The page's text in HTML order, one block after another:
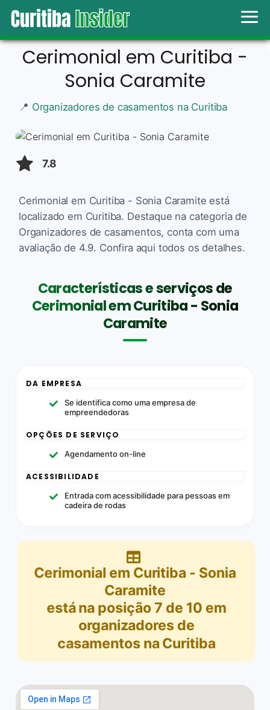
Cerimonial em Curitiba -
Sonia Caramite
📍 Organizadores de casamentos na Curitiba
7.8
Cerimonial em Curitiba - Sonia Caramite está
localizado em Curitiba. Destaque na categoria de
Organizadores de casamentos, conta com uma
avaliação de 4.9. Confira aqui todos os detalhes.
Características e serviços de
Cerimonial em Curitiba - Sonia
Caramite
DA EMPRESA
Se identifica como uma empresa de
empreendedoras
OPÇÕES DE SERVIÇO
Agendamento on-line
ACESSIBILIDADE
Entrada com acessibilidade para pessoas em
cadeira de rodas
Cerimonial em Curitiba - Sonia
Caramite
está na posição7 de 10 em
organizadores de
casamentos na Curitiba